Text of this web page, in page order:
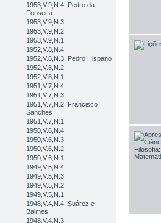
1953,V.9,N.4, Pedro da
Fonseca
1953,V.9,N.3
1953,V.9,N.2
1953,V.9,N.1
1952,V.8,N.4
1952,V.8,N.3, Pedro Hispano
1952,V.8,N.2
1952,V.8,N.1
1951,V.7,N.4
1951,V.7,N.3
1951,V.7,N.2, Francisco
Sanches
1951,V.7,N.1
1950,V.6,N.4
1950,V.6,N.3
1950,V.6,N.2
1950,V.6,N.1
1949,V.5,N.4
1949,V.5,N.3
1949,V.5,N.2
1949,V.5,N.1
1948,V.4,N.4, Suárez e
Balmes
1948,V.4,N.3